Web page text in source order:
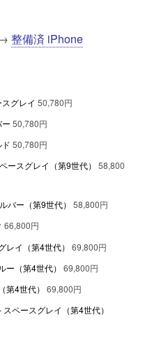
整備済 iPhone
スグレイ50,780円
ー50,780円
ド50,780円
ースグレイ（第9世代） 58,800
バー（第9世代） 58,800円
66,800円
イ（第4世代） 69,800円
ー（第4世代） 69,800円
第4世代） 69,800円
ペースグレイ（第4世代）